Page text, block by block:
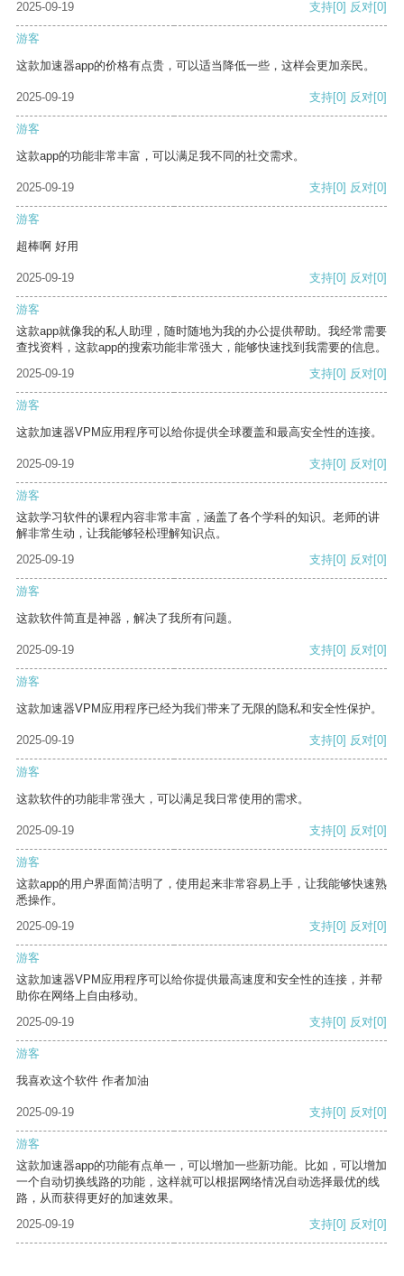
2025-09-19 支持[0] 反对[0]
游客
这款加速器app的价格有点贵，可以适当降低一些，这样会更加亲民。
2025-09-19 支持[0] 反对[0]
游客
这款app的功能非常丰富，可以满足我不同的社交需求。
2025-09-19 支持[0] 反对[0]
游客
超棒啊 好用
2025-09-19 支持[0] 反对[0]
游客
这款app就像我的私人助理，随时随地为我的办公提供帮助。我经常需要
查找资料，这款app的搜索功能非常强大，能够快速找到我需要的信息。
2025-09-19
支持[0] 反对[0]
游客
这款加速器VPM应用程序可以给你提供全球覆盖和最高安全性的连接。
2025-09-19 支持[0] 反对[0]
游客
这款学习软件的课程内容非常丰富，涵盖了各个学科的知识。老师的讲
解非常生动，让我能够轻松理解知识点。
2025-09-19
支持[0] 反对[0]
游客
这款软件简直是神器，解决了我所有问题。
2025-09-19 支持[0] 反对[0]
游客
这款加速器VPM应用程序已经为我们带来了无限的隐私和安全性保护。
2025-09-19 支持[0] 反对[0]
游客
这款软件的功能非常强大，可以满足我日常使用的需求。
2025-09-19 支持[0] 反对[0]
游客
这款app的用户界面简洁明了，使用起来非常容易上手，让我能够快速熟
悉操作。
2025-09-19
支持[0] 反对[0]
游客
这款加速器VPM应用程序可以给你提供最高速度和安全性的连接，并帮
助你在网络上自由移动。
2025-09-19
支持[0] 反对[0]
游客
我喜欢这个软件 作者加油
2025-09-19 支持[0] 反对[0]
游客
这款加速器app的功能有点单一，可以增加一些新功能。比如，可以增加
一个自动切换线路的功能，这样就可以根据网络情况自动选择最优的线
路，从而获得更好的加速效果。
2025-09-19
支持[0] 反对[0]